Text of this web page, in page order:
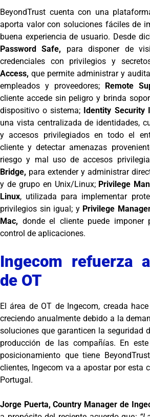
BeyondTrust cuenta con una
aporta valor con soluciones fáciles de
buena experiencia de usuario. Desde
Password Safe, para disponer de
credenciales con privilegios y
Access, que permite administrar y
empleados y proveedores; Remote
cliente accede sin peligro y brinda
dispositivo o sistema; Identity Security
una vista centralizada de identidades,
y accesos privilegiados en todo el
cliente y detectar amenazas
riesgo y mal uso de accesos
Bridge, para extender y administrar
y de grupo en Unix/Linux; Privilege
Linux, utilizada para implementar
privilegios sin igual; y Privilege
Mac, donde el cliente puede imponer
control de aplicaciones.
Ingecom refuerza
de OT
El área de OT de Ingecom, creada
creciendo anualmente debido a la
soluciones que garanticen la seguridad
producción de las compañías. En
posicionamiento que tiene
clientes, Ingecom va a apostar por esta
Portugal.
Jorge Puerta, Country Manager de